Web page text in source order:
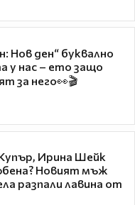
Нов ден“ буквално
у нас – ето защо
за него👀🎬
Ирина Шейк
Новият мъж
разпали лавина от